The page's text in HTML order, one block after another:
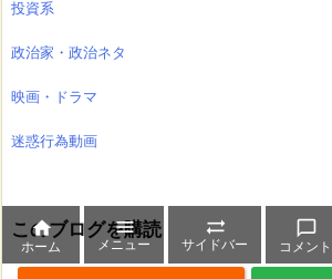
投資系
政治家・政治ネタ
映画・ドラマ
迷惑行為動画
このブログを購読

ホーム

メニュー

サイドバー

コメント